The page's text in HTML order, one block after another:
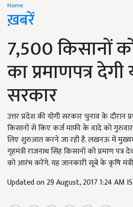
Home
ख़बरें
7,500 किसानों
का प्रमाणपत्र देगी
सरकार
उत्तर प्रदेश की योगी सरकार चुनाव के दौरान
किसानों से किए कर्ज माफ़ी के वादे को
लिए शुरुआत करने जा रही है. लखनऊ में
गृहमंत्री राजनाथ सिंह किसानों को प्रमाण
को आरंभ करेंगे. यह जानकारी सूबे के कृषि मंत्री
Updated on 29 August, 2017 1:24 AM